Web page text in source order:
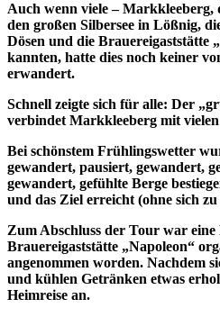
Auch wenn viele –
den großen Silbersee in Lößnig,
Dösen und die Brauereigaststätte
kannten, hatte dies noch keiner
erwandert.
Schnell zeigte sich für alle: Der
verbindet Markkleeberg mit
Bei schönstem Frühlingswetter
gewandert, pausiert, gewandert,
gewandert, gefühlte Berge
und das Ziel erreicht (ohne sich
Zum Abschluss der Tour war
Brauereigaststätte „Napoleon“
angenommen worden. Nachdem
und kühlen Getränken etwas
Heimreise an.